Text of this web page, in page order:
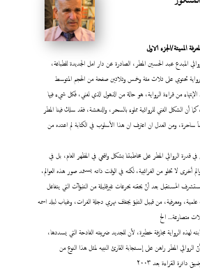
المميتة/الجزء الاول
المبدع عبد الحسين المطر، الصادرة عن دار امل الجديدة للطباعة،
تحتوي على ثلاث مئة وخمس وثلاثين صفحة من الحجم المتوسط
من قراءة الرواية، هو حالة من الذهول الذي لفني، فكل شيء فيها
أن الشكل الفني للروائية مملوء بالسحر، والدهشة، فقد سلك فينا المطر
ساحرة، ومن العدل ان اعترف ان هذا الأسلوب في الكتابة لم اعتده من
في قدرة الروائي المطر على مخاطبتنا بشكل واقعي في المظهر العام، بل في
أخرى لا تخلو من الغرائبية، لكنه في الوقت ذاته يستمد صور هذه العوالم،
المستقبل بعد أنْ يحقنه بحرعات غيرقليلة من التنبؤآت التي يتفاعل
علمية، ومعرفية، من قبيل التنبؤ بجفاف نهري دجلة الفرات، وغياب لبلد اسمه
متصارعة... الخ
لهذه الرواية مجازفة خطيرة، لأن للجديد ضريبته الفادحة التي يسددها،
المطر راهن على إستجابة القارئ النبيه لمثل هذا النوع من
القراءة بعد ٢٠٠٣